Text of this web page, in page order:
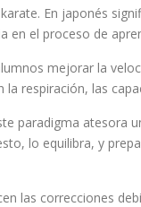
En japonés
en el proceso de
mejorar la
respiración, las
paradigma atesora
lo equilibra, y
las correcciones